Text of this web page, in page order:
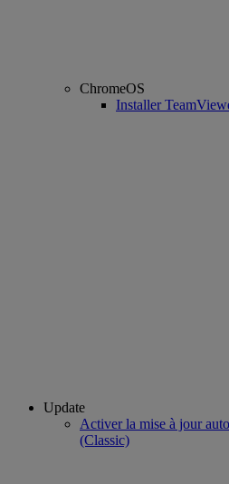
ChromeOS
Installer
Update
Activer la mise à jour
(Classic)